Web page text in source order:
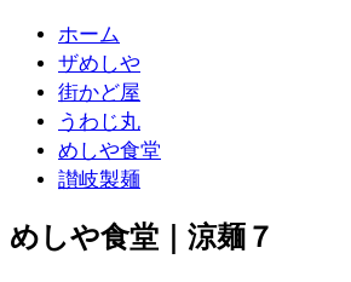
ホーム
ザめしや
街かど屋
うわじ丸
めしや食堂
讃岐製麺
めしや食堂｜涼麺７